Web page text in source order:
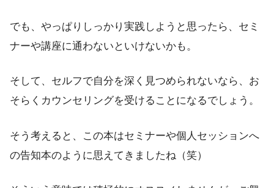
でも、やっぱりしっかり実践しようと思ったら、セミ
ナーや講座に通わないといけないかも。
そして、セルフで自分を深く見つめられないなら、お
そらくカウンセリングを受けることになるでしょう。
そう考えると、この本はセミナーや個人セッションへ
の告知本のように思えてきましたね（笑）